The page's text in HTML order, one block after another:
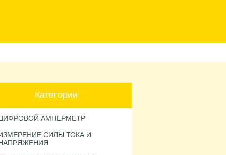
Категории
АМПЕРМЕТР
СИЛЫ ТОКА И